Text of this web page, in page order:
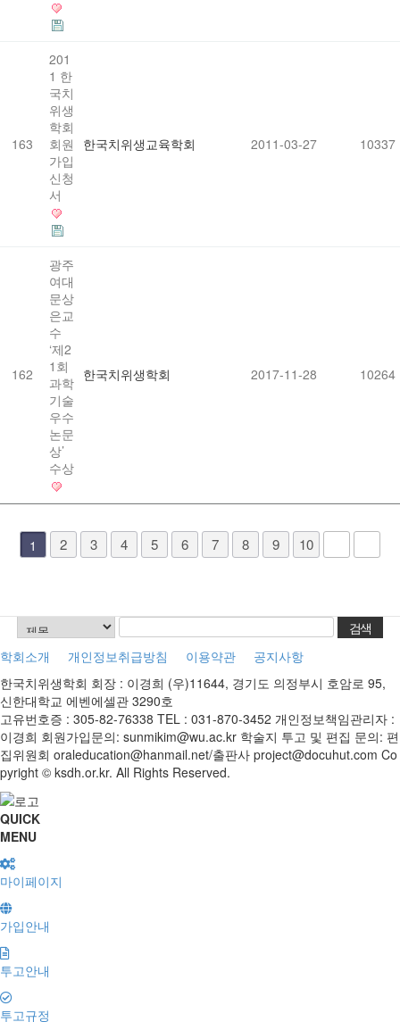
163
201
1 한
국치
위생
학회
회원
가입
신청
서
한국치위생교육학회 2011-03-27 10337
162
광주
여대
문상
은교
수
‘제2
1회
과학
기술
우수
논문
상’
수상
한국치위생학회 2017-11-28 10264
1 2 3 4 5 6 7 8 9 10
학회소개 개인정보취급방침 이용약관
공지사항
한국치위생학회 회장 : 이경희 (우)11644, 경기도 의정부시 호암로 95,
신한대학교 에벤에셀관 3290호
고유번호증 : 305-82-76338 TEL : 031-870-3452 개인정보책임관리자 :
이경희 회원가입문의: sunmikim@wu.ac.kr 학술지 투고 및 편집 문의: 편
집위원회 oraleducation@hanmail.net/출판사 project@docuhut.com Co
pyright © ksdh.or.kr. All Rights Reserved.
QUICK
MENU
마이페이지
가입안내
투고안내
투고규정